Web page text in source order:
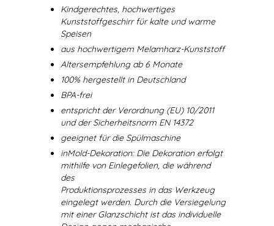
Kindgerechtes, hochwertiges
Kunststoffgeschirr für kalte und warme
Speisen
aus hochwertigem Melamharz-Kunststoff
Altersempfehlung ab 6 Monate
100% hergestellt in Deutschland
BPA-frei
entspricht der Verordnung (EU) 10/2011
und der Sicherheitsnorm EN 14372
geeignet für die Spülmaschine
inMold-Dekoration: Die Dekoration erfolgt
mithilfe von Einlegefolien, die während
des
Produktionsprozesses in das Werkzeug
eingelegt werden. Durch die Versiegelung
mit einer Glanzschicht ist das individuelle